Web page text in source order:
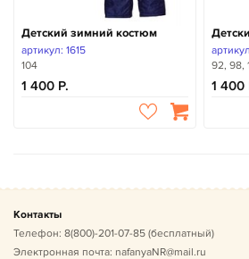
Детский зимний костюм
артикул: 1615
104
1 400
92, 98,
1 400
Контакты
Телефон: 8(800)-201-07-85 (бесплатный)
Электронная почта: nafanyaNR@mail.ru